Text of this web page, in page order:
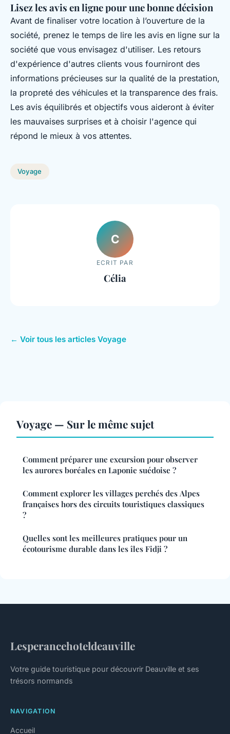
Lisez les avis en ligne pour une bonne décision
Avant de finaliser votre location à l’ouverture de la
société, prenez le temps de lire les avis en ligne sur la
société que vous envisagez d'utiliser. Les retours
d'expérience d'autres clients vous fourniront des
informations précieuses sur la qualité de la prestation,
la propreté des véhicules et la transparence des frais.
Les avis équilibrés et objectifs vous aideront à éviter
les mauvaises surprises et à choisir l'agence qui
répond le mieux à vos attentes.
Voyage
C
ECRIT PAR
Célia
← Voir tous les articles Voyage
Voyage — Sur le même sujet
Comment préparer une excursion pour observer
les aurores boréales en Laponie suédoise ?
Comment explorer les villages perchés des Alpes
françaises hors des circuits touristiques classiques
?
Quelles sont les meilleures pratiques pour un
écotourisme durable dans les îles Fidji ?
Lesperancehoteldeauville
Votre guide touristique pour découvrir Deauville et ses
trésors normands
NAVIGATION
Accueil